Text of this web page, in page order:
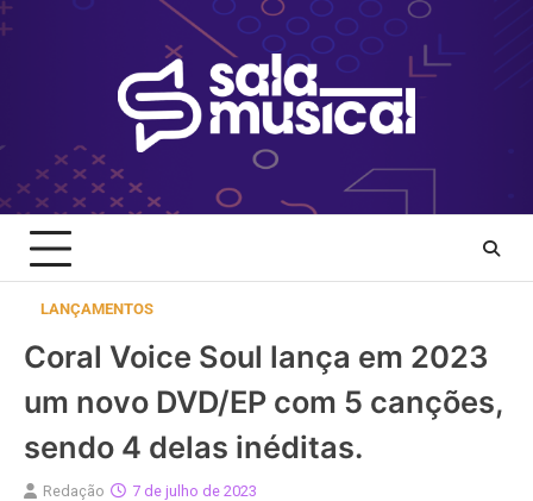
Skip
to
LANÇAMENTOS
Coral Voice Soul lança em 2023
um novo DVD/EP com 5 canções,
sendo 4 delas inéditas.
Redação 7 de julho de 2023